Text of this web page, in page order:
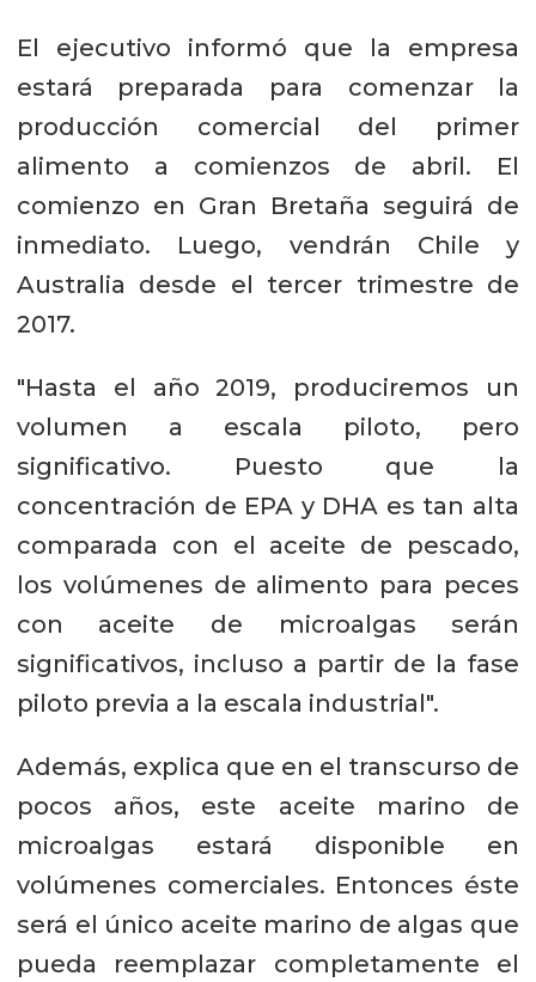
El ejecutivo informó que la empresa
estará preparada para comenzar la
producción comercial del primer
alimento a comienzos de abril. El
comienzo en Gran Bretaña seguirá de
inmediato. Luego, vendrán Chile y
Australia desde el tercer trimestre de
2017.
"Hasta el año 2019, produciremos un
volumen a escala piloto, pero
significativo. Puesto que la
concentración de EPA y DHA es tan alta
comparada con el aceite de pescado,
los volúmenes de alimento para peces
con aceite de microalgas serán
significativos, incluso a partir de la fase
piloto previa a la escala industrial".
Además, explica que en el transcurso de
pocos años, este aceite marino de
microalgas estará disponible en
volúmenes comerciales. Entonces éste
será el único aceite marino de algas que
pueda reemplazar completamente el